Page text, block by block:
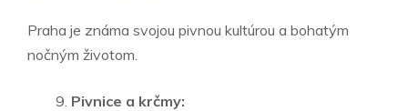
Praha je známa svojou pivnou kultúrou a bohatým
nočným životom.
Pivnice a krčmy: